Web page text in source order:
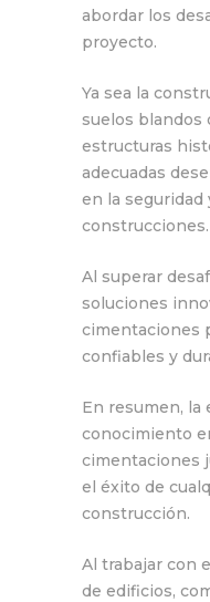
abordar los
proyecto.
Ya sea la
suelos blandos
estructuras
adecuadas
en la seguridad
construcciones.
Al superar
soluciones
cimentaciones
confiables y
En resumen, la
conocimiento
cimentaciones
el éxito de
construcción.
Al trabajar con
de edificios,